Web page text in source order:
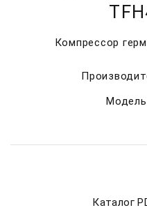
Компрессор
Каталог